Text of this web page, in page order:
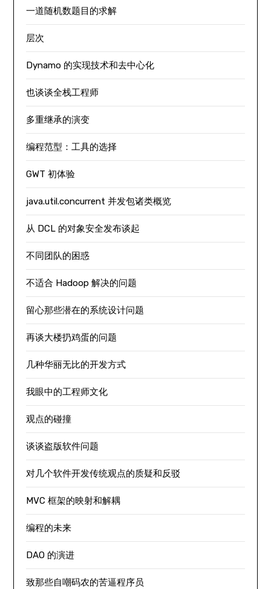
一道随机数题目的求解
层次
Dynamo 的实现技术和去中心化
也谈谈全栈工程师
多重继承的演变
编程范型：工具的选择
GWT 初体验
java.util.concurrent 并发包诸类概览
从 DCL 的对象安全发布谈起
不同团队的困惑
不适合 Hadoop 解决的问题
留心那些潜在的系统设计问题
再谈大楼扔鸡蛋的问题
几种华丽无比的开发方式
我眼中的工程师文化
观点的碰撞
谈谈盗版软件问题
对几个软件开发传统观点的质疑和反驳
MVC 框架的映射和解耦
编程的未来
DAO 的演进
致那些自嘲码农的苦逼程序员